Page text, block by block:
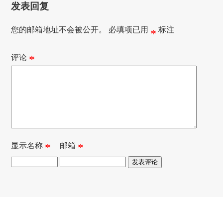
发表回复
您的邮箱地址不会被公开。 必填项已用 * 标注
评论 *
显示名称 * 邮箱 *